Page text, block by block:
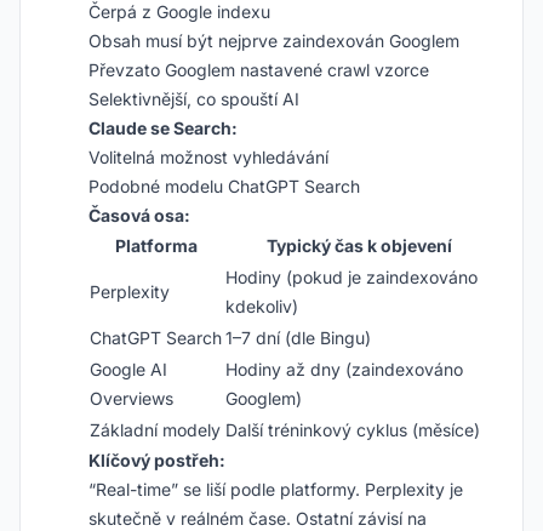
Čerpá z Google indexu
Obsah musí být nejprve zaindexován Googlem
Převzato Googlem nastavené crawl vzorce
Selektivnější, co spouští AI
Claude se Search:
Volitelná možnost vyhledávání
Podobné modelu ChatGPT Search
Časová osa:
Platforma
Typický čas k objevení
Perplexity
Hodiny (pokud je zaindexováno
kdekoliv)
ChatGPT Search1–7 dní (dle Bingu)
Google AI
Overviews
Hodiny až dny (zaindexováno
Googlem)
Základní modely Další tréninkový cyklus (měsíce)
Klíčový postřeh:
“Real-time” se liší podle platformy. Perplexity je
skutečně v reálném čase. Ostatní závisí na